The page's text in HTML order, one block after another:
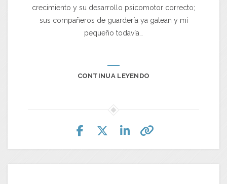
crecimiento y su desarrollo psicomotor correcto;
sus compañeros de guardería ya gatean y mi
pequeño todavía…
CONTINUA LEYENDO